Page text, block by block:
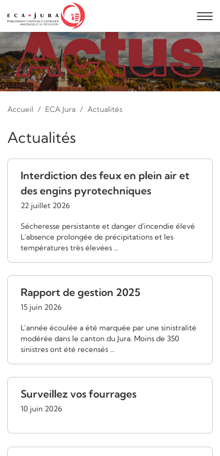
Accueil ECA Jura Actualités
Actualités
Interdiction des feux en plein air et
des engins pyrotechniques
22 juillet 2026
Sécheresse persistante et danger d'incendie élevé
L'absence prolongée de précipitations et les
températures très élevées ...
Rapport de gestion 2025
15 juin 2026
L’année écoulée a été marquée par une sinistralité
modérée dans le canton du Jura. Moins de 350
sinistres ont été recensés ...
Surveillez vos fourrages
10 juin 2026